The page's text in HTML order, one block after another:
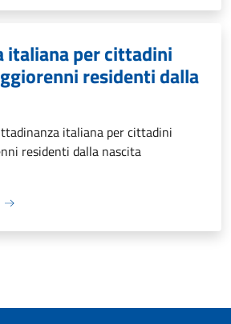
italiana per cittadini
residenti dalla
italiana per cittadini
residenti dalla nascita